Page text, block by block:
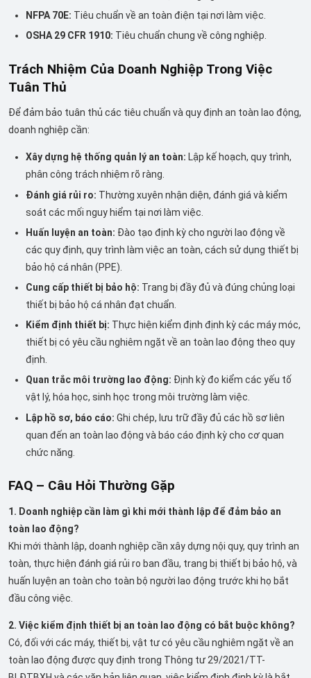
NFPA 70E: Tiêu chuẩn về an toàn điện tại nơi làm việc.
OSHA 29 CFR 1910: Tiêu chuẩn chung về công nghiệp.
Trách Nhiệm Của Doanh Nghiệp Trong Việc
Tuân Thủ
Để đảm bảo tuân thủ các tiêu chuẩn và quy định an toàn lao động,
doanh nghiệp cần:
Xây dựng hệ thống quản lý an toàn: Lập kế hoạch, quy trình,
phân công trách nhiệm rõ ràng.
Đánh giá rủi ro: Thường xuyên nhận diện, đánh giá và kiểm
soát các mối nguy hiểm tại nơi làm việc.
Huấn luyện an toàn: Đào tạo định kỳ cho người lao động về
các quy định, quy trình làm việc an toàn, cách sử dụng thiết bị
bảo hộ cá nhân (PPE).
Cung cấp thiết bị bảo hộ: Trang bị đầy đủ và đúng chủng loại
thiết bị bảo hộ cá nhân đạt chuẩn.
Kiểm định thiết bị: Thực hiện kiểm định định kỳ các máy móc,
thiết bị có yêu cầu nghiêm ngặt về an toàn lao động theo quy
định.
Quan trắc môi trường lao động: Định kỳ đo kiểm các yếu tố
vật lý, hóa học, sinh học trong môi trường làm việc.
Lập hồ sơ, báo cáo: Ghi chép, lưu trữ đầy đủ các hồ sơ liên
quan đến an toàn lao động và báo cáo định kỳ cho cơ quan
chức năng.
FAQ – Câu Hỏi Thường Gặp
1. Doanh nghiệp cần làm gì khi mới thành lập để đảm bảo an
toàn lao động?
Khi mới thành lập, doanh nghiệp cần xây dựng nội quy, quy trình an
toàn, thực hiện đánh giá rủi ro ban đầu, trang bị thiết bị bảo hộ, và
huấn luyện an toàn cho toàn bộ người lao động trước khi họ bắt
đầu công việc.
2. Việc kiểm định thiết bị an toàn lao động có bắt buộc không?
Có, đối với các máy, thiết bị, vật tư có yêu cầu nghiêm ngặt về an
toàn lao động được quy định trong Thông tư 29/2021/TT-